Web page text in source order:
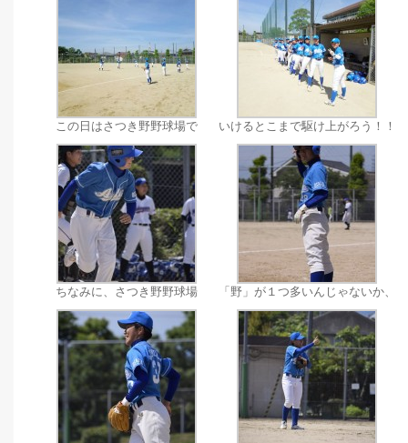
この日はさつき野野球場で いけるとこまで駆け上がろう！！
ちなみに、さつき野野球場 「野」が１つ多いんじゃないか、